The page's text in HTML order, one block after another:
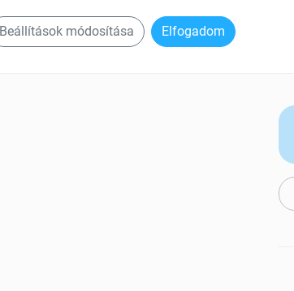
Vashiány pótlására
Segíti a megfelelő anyagcserét
Beállítások módosítása Elfogadom